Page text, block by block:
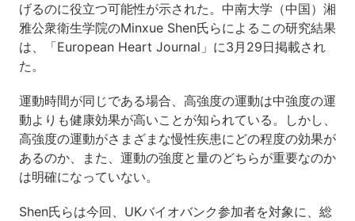
げるのに役立つ可能性が示された。中南大学（中国）湘
雅公衆衛生学院のMinxue Shen氏らによるこの研究結果
は、「European Heart Journal」に3月29日掲載され
た。
運動時間が同じである場合、高強度の運動は中強度の運
動よりも健康効果が高いことが知られている。しかし、
高強度の運動がさまざまな慢性疾患にどの程度の効果が
あるのか、また、運動の強度と量のどちらが重要なのか
は明確になっていない。
Shen氏らは今回、UKバイオバンク参加者を対象に、総